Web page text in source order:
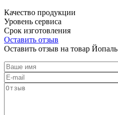
Качество продукции
Уровень сервиса
Срок изготовления
Оставить отзыв
Оставить отзыв на товар Йопаль